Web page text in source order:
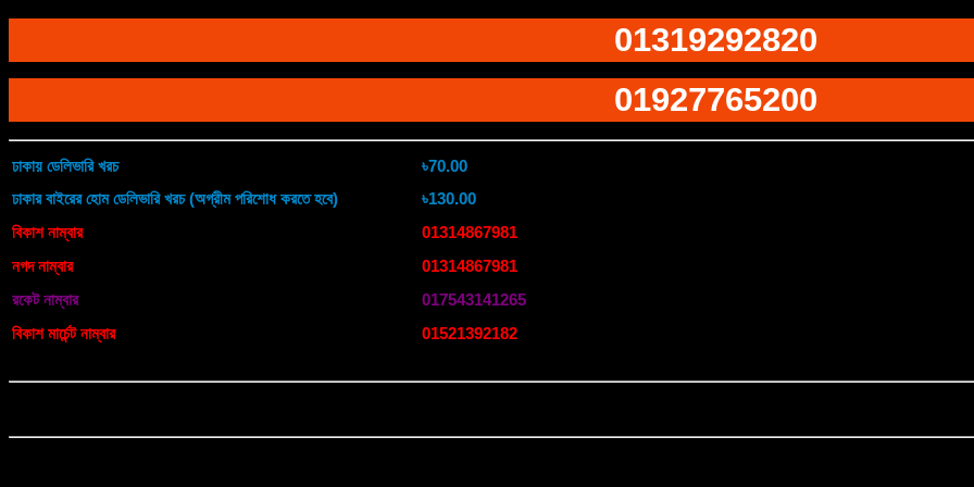
01319292820
01927765200
ঢাকায় ডেলিভারি খরচ
৳70.00
ঢাকার বাইরের হোম ডেলিভারি খরচ (অগ্রীম পরিশোধ করতে হবে)
৳130.00
বিকাশ নাম্বার
01314867981
নগদ নাম্বার
01314867981
রকেট নাম্বার
017543141265
বিকাশ মার্চেন্ট নাম্বার
01521392182